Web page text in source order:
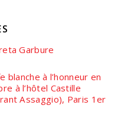
Garbure
blanche à l’honneur en
à l’hôtel Castille
Assaggio), Paris 1er